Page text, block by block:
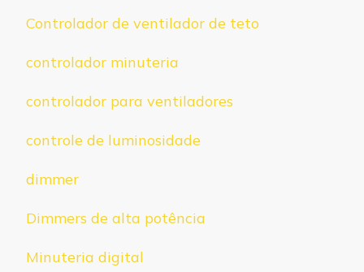
Controlador de ventilador de teto
controlador minuteria
controlador para ventiladores
controle de luminosidade
dimmer
Dimmers de alta potência
Minuteria digital